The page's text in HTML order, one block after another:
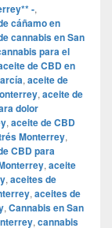
-,
cáñamo en
cannabis en San
para el
de CBD en
, aceite de
, aceite de
dolor
, aceite de CBD
Monterrey,
CBD para
, aceite
, aceites de
, aceites de
, Cannabis en San
, cannabis